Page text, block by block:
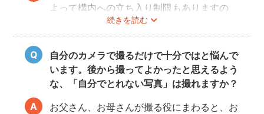
続きを読む
よって構内への立ち入り制限もありますの
で、事前にご確認をお願いいたします。
自分のカメラで撮るだけで十分ではと悩んで
います。後から撮ってよかったと思えるよう
な、「自分でとれない写真」は撮れますか？
お父さん、お母さんが撮る役にまわると、お